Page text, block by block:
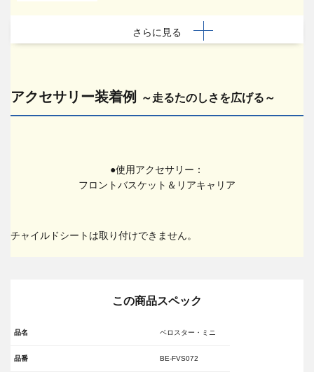
さらに見る
アクセサリー装着例 ～走るたのしさを広げる～
●使用アクセサリー：
フロントバスケット＆リアキャリア
チャイルドシートは取り付けできません。
この商品スペック
品名 ベロスター・ミニ
品番 BE-FVS072